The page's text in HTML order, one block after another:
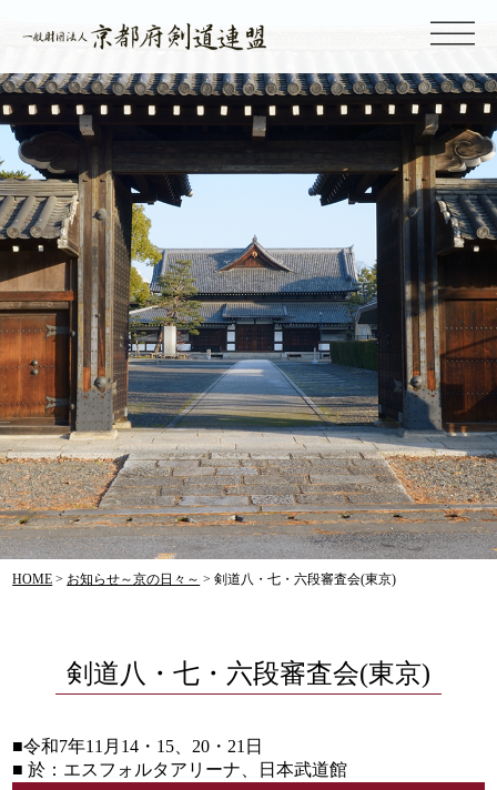
HOME > お知らせ～京の日々～ >剣道八・七・六段審査会(東京)
剣道八・七・六段審査会(東京)
■令和7年11月14・15、20・21日
■ 於：エスフォルタアリーナ、日本武道館